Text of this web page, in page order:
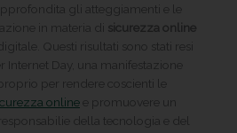
gli atteggiamenti e le
in materia di sicurezza online
Questi risultati sono stati resi
Day, una manifestazione
per rendere coscienti le
onlinee promuovere un
della tecnologia e del